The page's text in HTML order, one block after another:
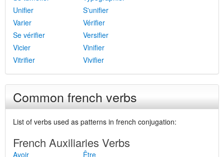
Unifier
S'unifier
Varier
Vérifier
Se vérifier
Versifier
Vicier
Vinifier
Vitrifier
Vivifier
Common french verbs
List of verbs used as patterns in french conjugation:
French Auxiliaries Verbs
Avoir Être